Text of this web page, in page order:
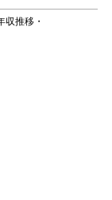
収推移・